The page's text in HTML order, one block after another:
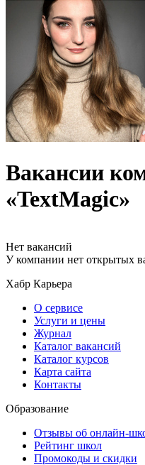
Вакансии
«TextMagic»
Нет вакансий
У компании нет открытых
Хабр Карьера
О сервисе
Услуги и цены
Журнал
Каталог вакансий
Каталог курсов
Карта сайта
Контакты
Образование
Отзывы об онлайн-
Рейтинг школ
Промокоды и скидки